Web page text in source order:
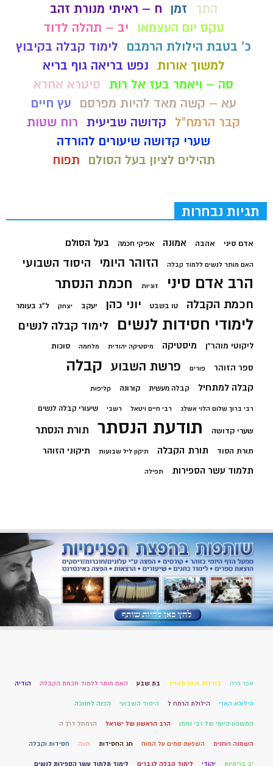
התך
זמן
ח – ראיתי מנורת זהב
טקס יום העצמאו
יב – תהלה לדוד
כ' בטבת הילולת הרמבם
לימוד קבלה בקיבוץ
למשוך אורות נפש בריאה גוף בריא
סה – ויאמר בעז אל רות סיטרא אחרא
עא – קשה מאד להיות מפרסם
עץ חיים
קבר הרמח"ל
קדושה שביעית רוח שטות
שערי קדושה שיעורים להורדה
תהילים לציון בעל הסולם
תפוח
תגיות נבחרות
אדם סיני אהבה אמונה אפיקי חכמה בעל הסולם
האם מותר לנשים ללמוד קבלה הזוהר היומי היסוד השבועי
הרב אדם סיני זוגיות חכמת הנסתר
חכמת הקבלה טו בשבט יוני כהן יעקב יצחק ל"ג בעומר
לימודי חסידות לנשים לימוד קבלה לנשים
ליקוטי מוהר"ן מיסטיקה מיסטיקה יהודית מלחמה סוכות
ספר הזוהר פורים פרשת השבוע קבלה
קבלה למתחיל קבלה מעשית קורונה קליפות
רבי ברוך שלום הלוי אשלג רבי חיים ויטאל רשבי שיעורי קבלה לנשים
שערי קדושה תודעת הנסתר תורת הנסתר
תורת הסוד תורת הקבלה תיקון ליל שבועות תיקוני הזוהר
תלמוד עשר הספירות תפילה
אפר פרה בחירות 2015 תאריך בת שבע האם מותר ללמוד חכמת הקבלה הודיה
הילולא הארי הילולת הרמח ל היסוד השבועי הכנה לחנוכה
המשפט היומי של רבי נחמן הרב הראשון של ישראל הרמחל דרך ה
השמנה רוחנית השפעת סמים על המוח חג החסידות חווה חסידות וקבלה
יב בריתיות יהודי לימוד קבלה לגברים לימוד תלמוד עשר הספירות לנשים